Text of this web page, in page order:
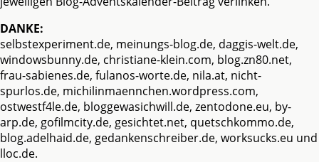
DANKE:
selbstexperiment.de, meinungs-blog.de, daggis-welt.de,
windowsbunny.de, christiane-klein.com, blog.zn80.net,
frau-sabienes.de, fulanos-worte.de, nila.at, nicht-
spurlos.de, michilinmaennchen.wordpress.com,
ostwestf4le.de, bloggewasichwill.de, zentodone.eu, by-
arp.de, gofilmcity.de, gesichtet.net, quetschkommo.de,
blog.adelhaid.de, gedankenschreiber.de, worksucks.eu und
lloc.de.